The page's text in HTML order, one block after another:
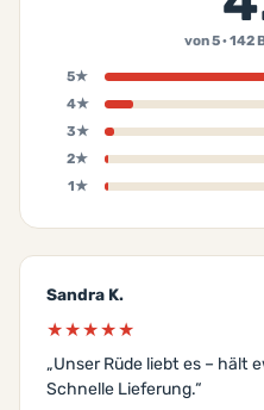
von 5 · 142
5★
4★
3★
2★
1★
Sandra K.
★★★★★
„Unser Rüde liebt es – hält
Schnelle Lieferung.“